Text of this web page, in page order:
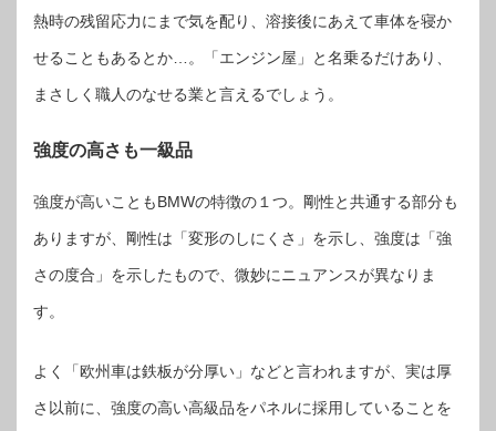
熱時の残留応力にまで気を配り、溶接後にあえて車体を寝か
せることもあるとか…。「エンジン屋」と名乗るだけあり、
まさしく職人のなせる業と言えるでしょう。
強度の高さも一級品
強度が高いこともBMWの特徴の１つ。剛性と共通する部分も
ありますが、剛性は「変形のしにくさ」を示し、強度は「強
さの度合」を示したもので、微妙にニュアンスが異なりま
す。
よく「欧州車は鉄板が分厚い」などと言われますが、実は厚
さ以前に、強度の高い高級品をパネルに採用していることを